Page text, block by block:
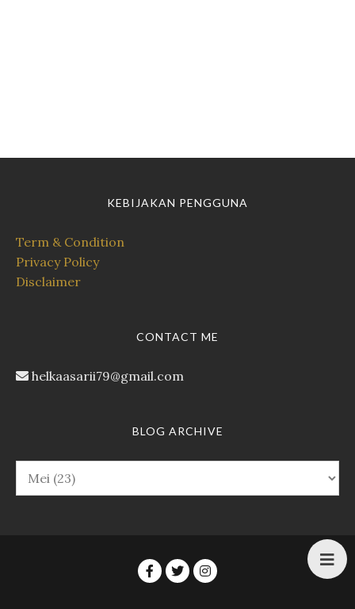
KEBIJAKAN PENGGUNA
Term & Condition
Privacy Policy
Disclaimer
CONTACT ME
helkaasarii79@gmail.com
BLOG ARCHIVE